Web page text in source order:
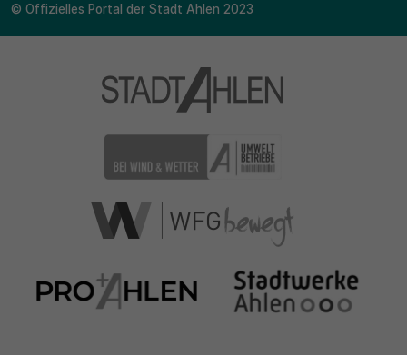
© Offizielles Portal der Stadt Ahlen 2023